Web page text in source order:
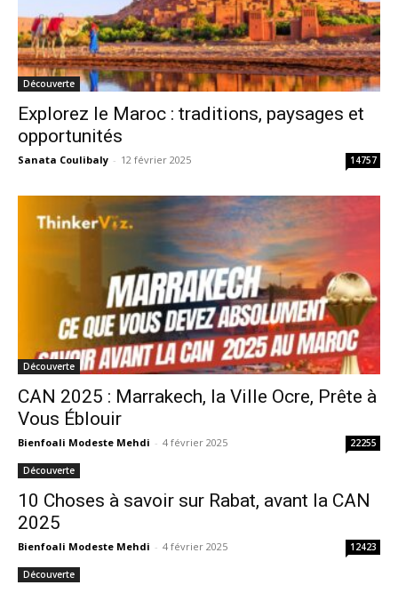
Découverte
Explorez le Maroc : traditions, paysages et
opportunités
Sanata Coulibaly - 12 février 2025 14757
Découverte
CAN 2025 : Marrakech, la Ville Ocre, Prête à
Vous Éblouir
Bienfoali Modeste Mehdi - 4 février 2025 22255
Découverte
10 Choses à savoir sur Rabat, avant la CAN
2025
Bienfoali Modeste Mehdi - 4 février 2025 12423
Découverte